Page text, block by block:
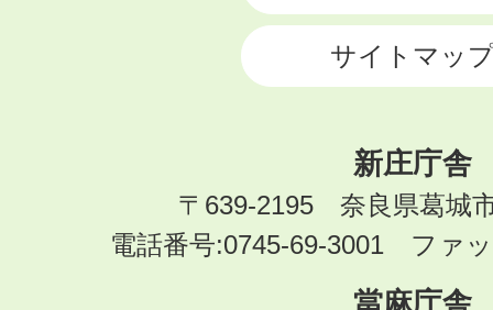
サイトマッ
新庄庁舎
〒639-2195 奈良県葛城
電話番号:0745-69-3001 ファ